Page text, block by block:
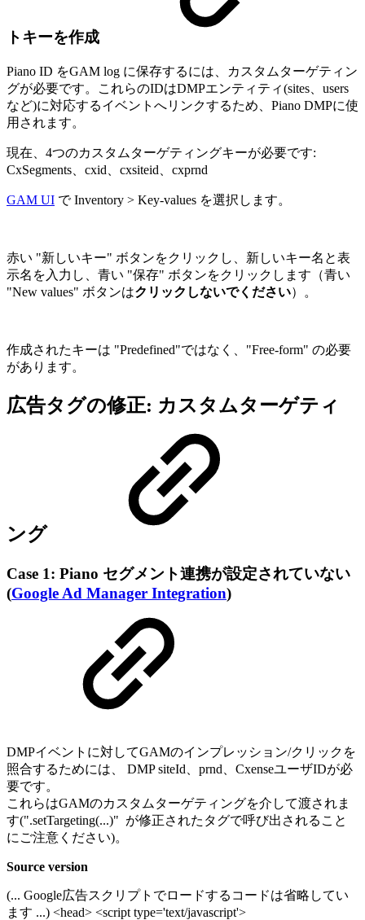
トキーを作成
Piano ID をGAM log に保存するには、カスタムターゲティン
グが必要です。これらのIDはDMPエンティティ(sites、users
など)に対応するイベントへリンクするため、Piano DMPに使
用されます。
現在、4つのカスタムターゲティングキーが必要です:
CxSegments、cxid、cxsiteid、cxprnd
GAM UI で Inventory > Key-values を選択します。
赤い "新しいキー" ボタンをクリックし、新しいキー名と表
示名を入力し、青い "保存" ボタンをクリックします（青い
"New values" ボタンはクリックしないでください）。
作成されたキーは "Predefined"ではなく、 "Free-form" の必要
があります。
広告タグの修正: カスタムターゲティ
ング
Case 1: Piano セグメント連携が設定されていない
(Google Ad Manager Integration)
DMPイベントに対してGAMのインプレッション/クリックを
照合するためには、 DMP siteId、prnd、CxenseユーザIDが必
要です。
これらはGAMのカスタムターゲティングを介して渡されま
す(".setTargeting(...)" が修正されたタグで呼び出されること
にご注意ください)。
Source version
(... Google広告スクリプトでロードするコードは省略してい
ます ...) <head> <script type='text/javascript'>